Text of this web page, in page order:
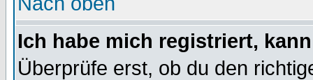
Ich habe mich registriert,
Überprüfe erst, ob du den